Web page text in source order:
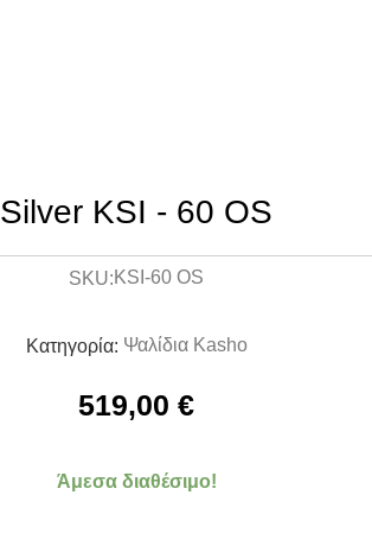
Silver KSI - 60 OS
SKU:KSI-60 OS
Κατηγορία: Ψαλίδια Kasho
519,00 €
Άμεσα διαθέσιμο!